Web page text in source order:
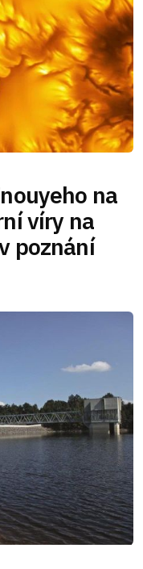
na
víry na
poznání